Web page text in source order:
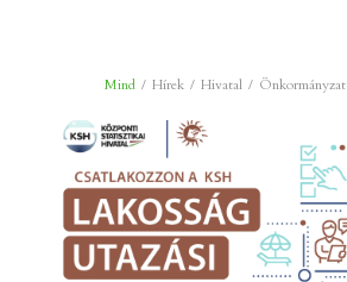
Mind / Hírek / Hivatal / Önkormányzat